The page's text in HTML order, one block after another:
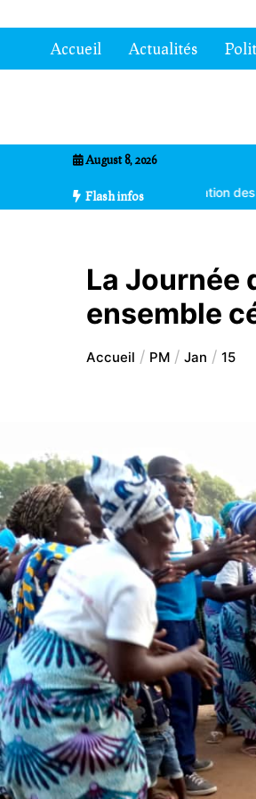
au
contenuAccueil Actualités
August 8, 2026
Flash infos
formés à la vulgarisation des plans
La Journée
ensemble
Accueil PM Jan 15